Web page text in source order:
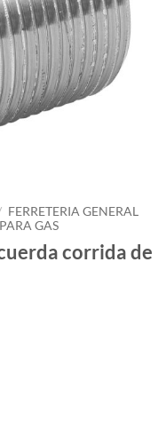
FERRETERIA GENERAL
GAS
corrida de